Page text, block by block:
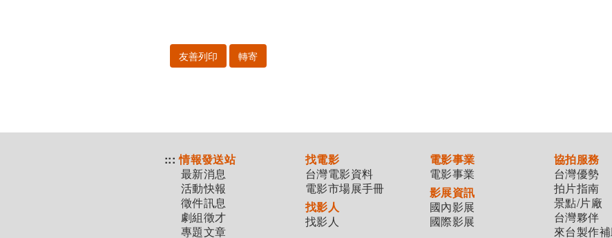
友善列印 轉寄
::: 情報發送站
最新消息
活動快報
徵件訊息
劇組徵才
專題文章
找電影
台灣電影資料
電影市場展手冊
找影人
找影人
電影事業
電影事業
影展資訊
國內影展
國際影展
協拍服務
台灣優勢
拍片指南
景點/片廠
台灣夥伴
來台製作